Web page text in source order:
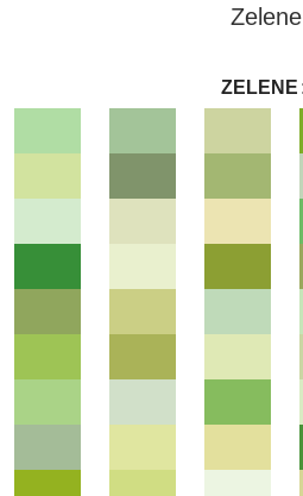
Zelene
ZELENE